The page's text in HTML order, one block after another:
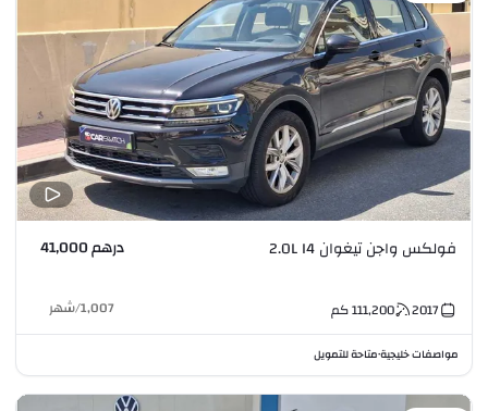
فولكس واجن تيغوان 2.0L I4 درهم 41,000
2017
111,200كم 1,007
/شهر
مواصفات خليجية•متاحة للتمويل